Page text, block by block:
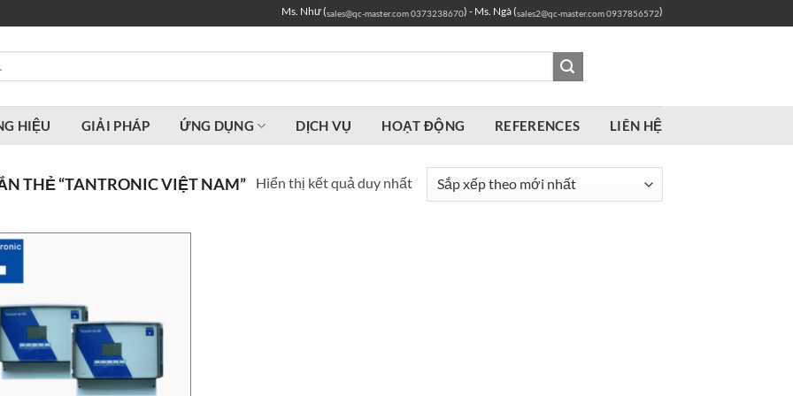
Ms. Như (sales@qc-master.com0373238670) - Ms. Ngà (sales2@qc-master.com0937856572)
HIỆU GIẢI PHÁP ỨNG DỤNG DỊCH VỤ HOẠT ĐỘNG REFERENCES LIÊN HỆ
THẺ “TANTRONIC VIỆT NAM” Hiển thị kết quả duy nhất